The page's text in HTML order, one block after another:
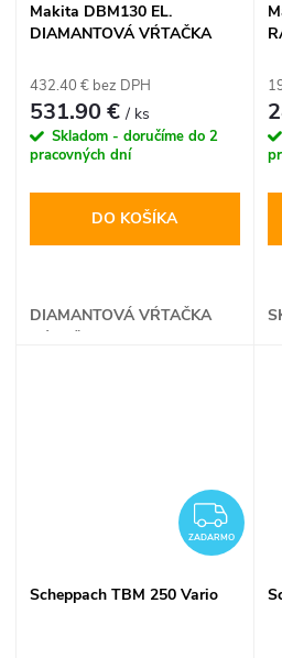
Makita DBM130 EL.
DIAMANTOVÁ VŔTAČKA
432.40 € bez DPH
531.90 €/ ks
Skladom - doručíme do 2
pracovných dní
DO KOŠÍKA
DIAMANTOVÁ VŔTAČKA
ZADARMO
Scheppach TBM 250 Vario